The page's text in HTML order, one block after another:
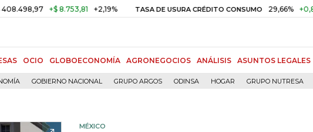
+$ 8.753,81 +2,19% TASA DE USURA CRÉDITO CONSUMO 29,66% +0,87%
OCIO GLOBOECONOMÍA AGRONEGOCIOS ANÁLISIS ASUNTOS LEGALES
GOBIERNO NACIONAL GRUPO ARGOS ODINSA HOGAR GRUPO NUTRESA
MÉXICO